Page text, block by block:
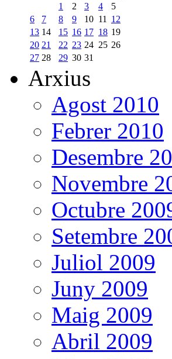
1
2 3 4
5
6
7 8 9 10 11
12
13 14 15 16 17 18 19
20 21 22 23 24 25 26
27 28 29 30 31
Arxius
Agost 2010
Febrer 2010
Desembre
Novembre
Octubre
Setembre
Juliol 2009
Juny 2009
Maig 2009
Abril 2009